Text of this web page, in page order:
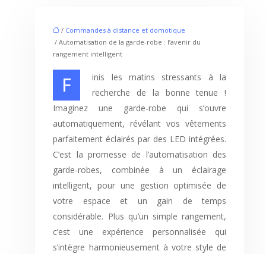
/ Commandes à distance et domotique
/ Automatisation de la garde-robe : l’avenir du
rangement intelligent
Finis les matins stressants à la
recherche de la bonne tenue !
Imaginez une garde-robe qui s’ouvre
automatiquement, révélant vos vêtements
parfaitement éclairés par des LED intégrées.
C’est la promesse de l’automatisation des
garde-robes, combinée à un éclairage
intelligent, pour une gestion optimisée de
votre espace et un gain de temps
considérable. Plus qu’un simple rangement,
c’est une expérience personnalisée qui
s’intègre harmonieusement à votre style de